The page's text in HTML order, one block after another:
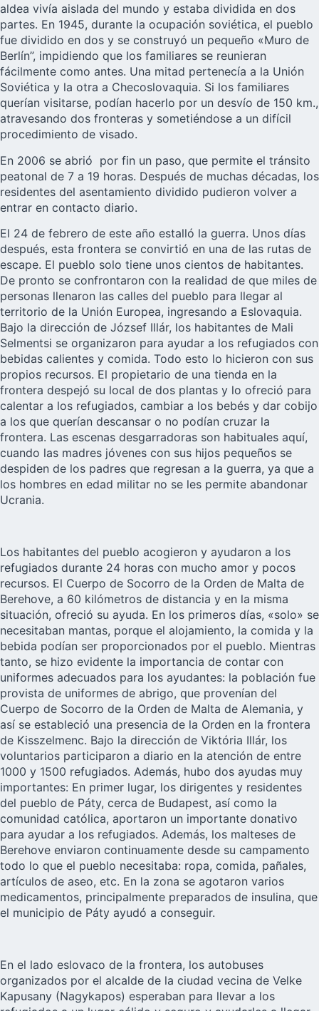
aldea vivía aislada del mundo y estaba dividida en dos
partes. En 1945, durante la ocupación soviética, el pueblo
fue dividido en dos y se construyó un pequeño «Muro de
Berlín”, impidiendo que los familiares se reunieran
fácilmente como antes. Una mitad pertenecía a la Unión
Soviética y la otra a Checoslovaquia. Si los familiares
querían visitarse, podían hacerlo por un desvío de 150 km.,
atravesando dos fronteras y sometiéndose a un difícil
procedimiento de visado.
En 2006 se abrió por fin un paso, que permite el tránsito
peatonal de 7 a 19 horas. Después de muchas décadas, los
residentes del asentamiento dividido pudieron volver a
entrar en contacto diario.
El 24 de febrero de este año estalló la guerra. Unos días
después, esta frontera se convirtió en una de las rutas de
escape. El pueblo solo tiene unos cientos de habitantes.
De pronto se confrontaron con la realidad de que miles de
personas llenaron las calles del pueblo para llegar al
territorio de la Unión Europea, ingresando a Eslovaquia.
Bajo la dirección de József Illár, los habitantes de Mali
Selmentsi se organizaron para ayudar a los refugiados con
bebidas calientes y comida. Todo esto lo hicieron con sus
propios recursos. El propietario de una tienda en la
frontera despejó su local de dos plantas y lo ofreció para
calentar a los refugiados, cambiar a los bebés y dar cobijo
a los que querían descansar o no podían cruzar la
frontera. Las escenas desgarradoras son habituales aquí,
cuando las madres jóvenes con sus hijos pequeños se
despiden de los padres que regresan a la guerra, ya que a
los hombres en edad militar no se les permite abandonar
Ucrania.
Los habitantes del pueblo acogieron y ayudaron a los
refugiados durante 24 horas con mucho amor y pocos
recursos. El Cuerpo de Socorro de la Orden de Malta de
Berehove, a 60 kilómetros de distancia y en la misma
situación, ofreció su ayuda. En los primeros días, «solo» se
necesitaban mantas, porque el alojamiento, la comida y la
bebida podían ser proporcionados por el pueblo. Mientras
tanto, se hizo evidente la importancia de contar con
uniformes adecuados para los ayudantes: la población fue
provista de uniformes de abrigo, que provenían del
Cuerpo de Socorro de la Orden de Malta de Alemania, y
así se estableció una presencia de la Orden en la frontera
de Kisszelmenc. Bajo la dirección de Viktória Illár, los
voluntarios participaron a diario en la atención de entre
1000 y 1500 refugiados. Además, hubo dos ayudas muy
importantes: En primer lugar, los dirigentes y residentes
del pueblo de Páty, cerca de Budapest, así como la
comunidad católica, aportaron un importante donativo
para ayudar a los refugiados. Además, los malteses de
Berehove enviaron continuamente desde su campamento
todo lo que el pueblo necesitaba: ropa, comida, pañales,
artículos de aseo, etc. En la zona se agotaron varios
medicamentos, principalmente preparados de insulina, que
el municipio de Páty ayudó a conseguir.
En el lado eslovaco de la frontera, los autobuses
organizados por el alcalde de la ciudad vecina de Velke
Kapusany (Nagykapos) esperaban para llevar a los